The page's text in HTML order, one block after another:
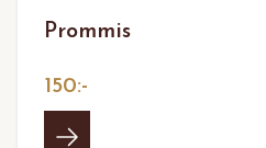
Prommis
150:-